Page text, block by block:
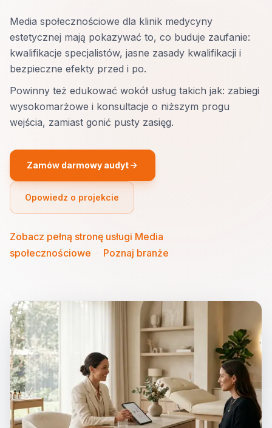
Media społecznościowe dla klinik medycyny
estetycznej mają pokazywać to, co buduje zaufanie:
kwalifikacje specjalistów, jasne zasady kwalifikacji i
bezpieczne efekty przed i po.
Powinny też edukować wokół usług takich jak: zabiegi
wysokomarżowe i konsultacje o niższym progu
wejścia, zamiast gonić pusty zasięg.
Zamów darmowy audyt
Opowiedz o projekcie
Zobacz pełną stronę usługi Media
społecznościowe
Poznaj branże